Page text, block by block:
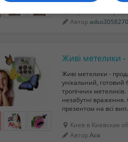
Черкассы в
Автор
Живі метелики -
унікальний,
тропічних
незабутні враження.
презентом на всі
Киев в Киевская
АвторАся